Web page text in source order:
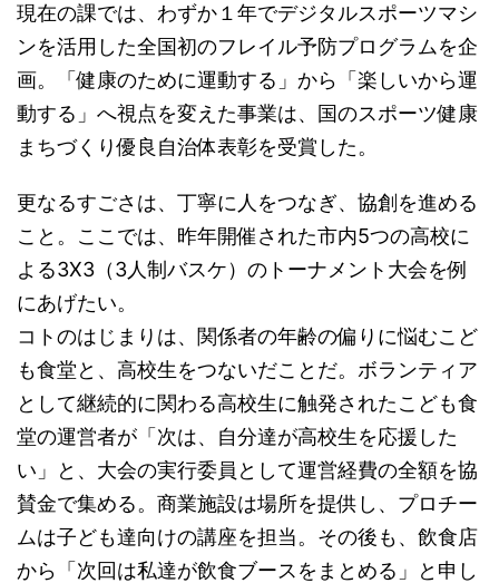
現在の課では、わずか１年でデジタルスポーツマシ
ンを活用した全国初のフレイル予防プログラムを企
画。「健康のために運動する」から「楽しいから運
動する」へ視点を変えた事業は、国のスポーツ健康
まちづくり優良自治体表彰を受賞した。
更なるすごさは、丁寧に人をつなぎ、協創を進める
こと。ここでは、昨年開催された市内5つの高校に
よる3X3（3人制バスケ）のトーナメント大会を例
にあげたい。
コトのはじまりは、関係者の年齢の偏りに悩むこど
も食堂と、高校生をつないだことだ。ボランティア
として継続的に関わる高校生に触発されたこども食
堂の運営者が「次は、自分達が高校生を応援した
い」と、大会の実行委員として運営経費の全額を協
賛金で集める。商業施設は場所を提供し、プロチー
ムは子ども達向けの講座を担当。その後も、飲食店
から「次回は私達が飲食ブースをまとめる」と申し